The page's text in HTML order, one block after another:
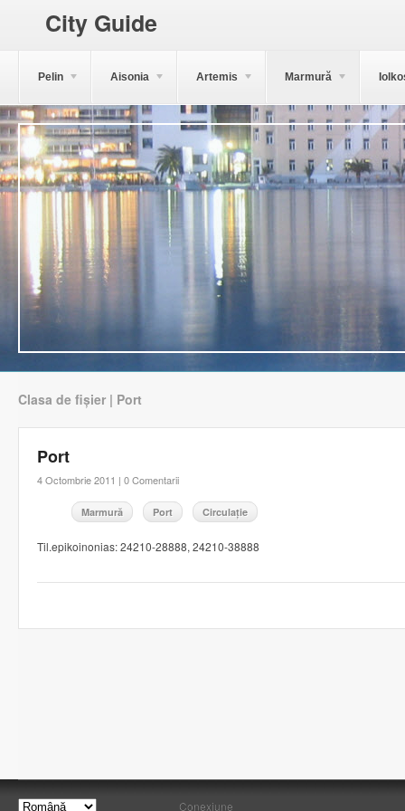
City Guide
Pelin Aisonia Artemis Marmură
Clasa de fișier | Port
Port
4 Octombrie 2011 | 0 Comentarii
Marmură Port Circulație
Til.epikoinonias: 24210-28888, 24210-38888
Conexiune